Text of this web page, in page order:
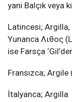
yani Balçık veya
Latincesi;
Yunanca Λιθος
ise Farsça
Fransızca; Argile
İtalyanca; Argilla